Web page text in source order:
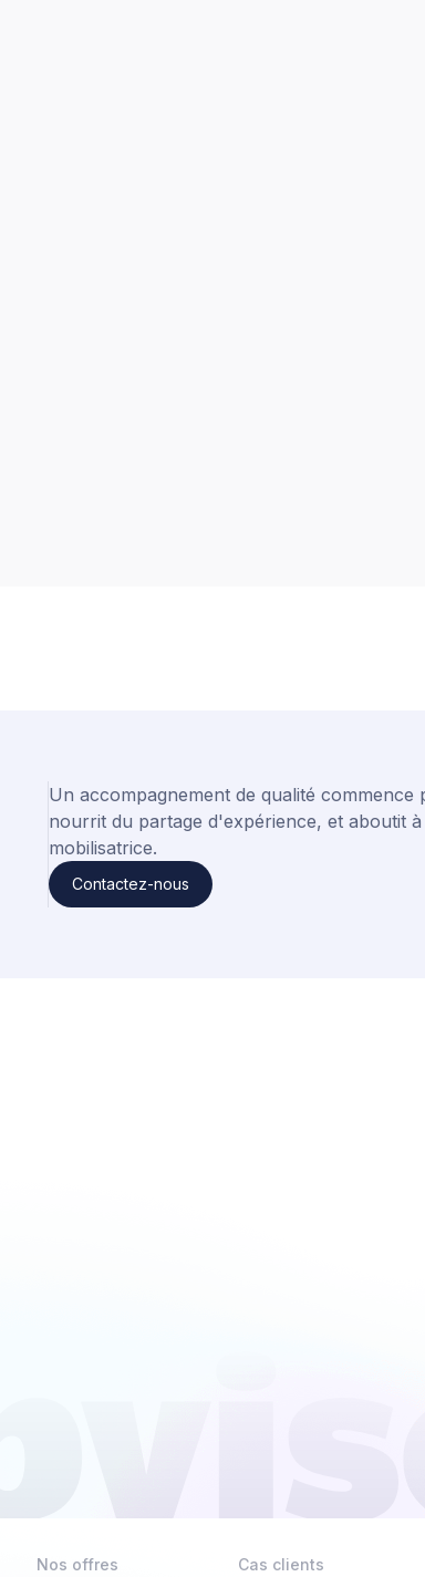
Un accompagnement de qualité commence
nourrit du partage d'expérience, et aboutit
mobilisatrice.
Contactez-nous
Nos offres Cas clients